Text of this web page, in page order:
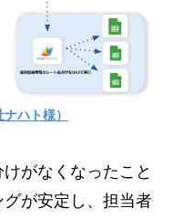
ハト様）
がなくなったこと
が安定し、担当者